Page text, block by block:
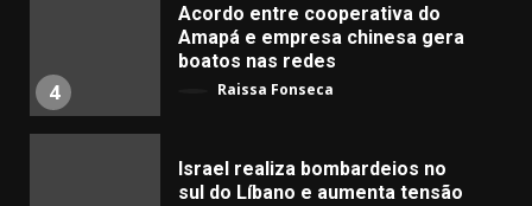
4
Acordo entre cooperativa do
Amapá e empresa chinesa gera
boatos nas redes
Raissa Fonseca
Israel realiza bombardeios no
sul do Líbano e aumenta tensão